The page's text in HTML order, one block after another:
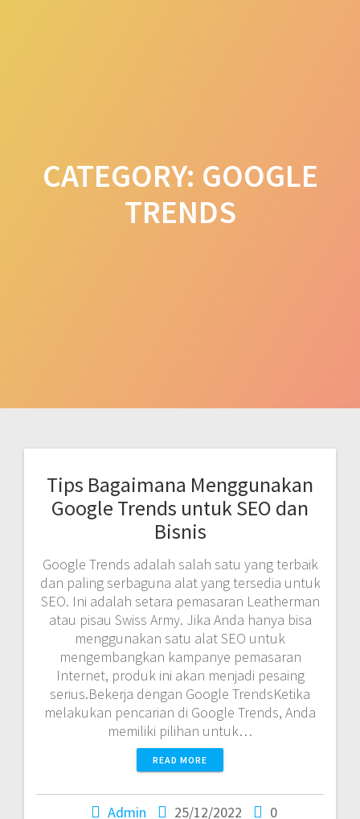
CATEGORY: GOOGLE
TRENDS
Tips Bagaimana Menggunakan
Google Trends untuk SEO dan
Bisnis
Google Trends adalah salah satu yang terbaik
dan paling serbaguna alat yang tersedia untuk
SEO. Ini adalah setara pemasaran Leatherman
atau pisau Swiss Army. Jika Anda hanya bisa
menggunakan satu alat SEO untuk
mengembangkan kampanye pemasaran
Internet, produk ini akan menjadi pesaing
serius.Bekerja dengan Google TrendsKetika
melakukan pencarian di Google Trends, Anda
memiliki pilihan untuk…
READ MORE
Admin 25/12/2022 0